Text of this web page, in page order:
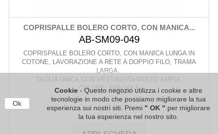
Ok
Cookie- Questo negozio utilizza i cookie e altre
tecnologie in modo che possiamo migliorare la tua
esperienza sui nostri siti. Premi " OK " per migliorare
la tua esperienza nel nostro sito.
COPRISPALLE BOLERO CORTO, CON MANICA...
AB-SM09-049
COPRISPALLE BOLERO CORTO, CON MANICA LUNGA IN
COTONE, LAVORAZIONE A RETE A DOPPIO FILO, TRAMA
LARGA.
TAGLIA UNICA CON VESTIBILITà MOLTO AMPIA.
COLORE: FRAGOLA